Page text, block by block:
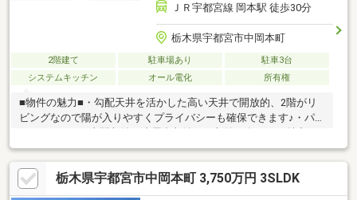
ＪＲ宇都宮線 岡本駅 徒歩30分
栃木県宇都宮市中岡本町
2階建て 駐車場あり
駐車3台
システムキッチン
オール電化 所有権
■物件の魅力■・勾配天井を活かした高い天井で開放的、2階がリ
ビングなので陽が入りやすくプライバシーも確保できます♪・パン
トリーやWIC、土間収納、小屋裏収納など収納が多いのが魅力♪・
桧家オリジナルキッチン「クチーナグランデ」！性能は勿論デザ
インも重視したキッチン！他の住宅設備も充実！・2階リビングは
23帖もある広さ！車は3台駐車可能な広いスペースで南庭も確保
♪・買物施設、保育園が近くなので子育て家族に安心で暮らしやす
栃木県宇都宮市中岡本町 3,750万円 3SLDK